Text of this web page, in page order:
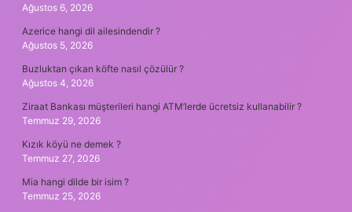
Ağustos 6, 2026
Azerice hangi dil ailesindendir ?
Ağustos 5, 2026
Buzluktan çıkan köfte nasıl çözülür ?
Ağustos 4, 2026
Ziraat Bankası müşterileri hangi ATM’lerde ücretsiz kullanabilir ?
Temmuz 29, 2026
Kızık köyü ne demek ?
Temmuz 27, 2026
Mia hangi dilde bir isim ?
Temmuz 25, 2026